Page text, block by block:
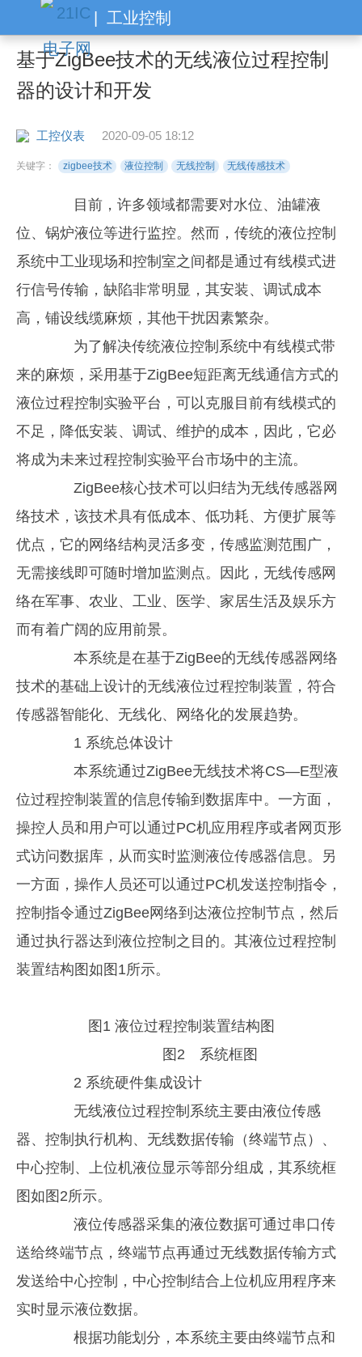
工业控制
基于ZigBee技术的无线液位过程控制
器的设计和开发
工控仪表 2020-09-05 18:12
关键字： zigbee技术 液位控制 无线控制 无线传感技术
目前，许多领域都需要对水位、油罐液
位、锅炉液位等进行监控。然而，传统的液位控制
系统中工业现场和控制室之间都是通过有线模式进
行信号传输，缺陷非常明显，其安装、调试成本
高，铺设线缆麻烦，其他干扰因素繁杂。
为了解决传统液位控制系统中有线模式带
来的麻烦，采用基于ZigBee短距离无线通信方式的
液位过程控制实验平台，可以克服目前有线模式的
不足，降低安装、调试、维护的成本，因此，它必
将成为未来过程控制实验平台市场中的主流。
ZigBee核心技术可以归结为无线传感器网
络技术，该技术具有低成本、低功耗、方便扩展等
优点，它的网络结构灵活多变，传感监测范围广，
无需接线即可随时增加监测点。因此，无线传感网
络在军事、农业、工业、医学、家居生活及娱乐方
而有着广阔的应用前景。
本系统是在基于ZigBee的无线传感器网络
技术的基础上设计的无线液位过程控制装置，符合
传感器智能化、无线化、网络化的发展趋势。
1 系统总体设计
本系统通过ZigBee无线技术将CS—E型液
位过程控制装置的信息传输到数据库中。一方面，
操控人员和用户可以通过PC机应用程序或者网页形
式访问数据库，从而实时监测液位传感器信息。另
一方面，操作人员还可以通过PC机发送控制指令，
控制指令通过ZigBee网络到达液位控制节点，然后
通过执行器达到液位控制之目的。其液位过程控制
装置结构图如图1所示。
图1 液位过程控制装置结构图
图2 系统框图
2 系统硬件集成设计
无线液位过程控制系统主要由液位传感
器、控制执行机构、无线数据传输（终端节点）、
中心控制、上位机液位显示等部分组成，其系统框
图如图2所示。
液位传感器采集的液位数据可通过串口传
送给终端节点，终端节点再通过无线数据传输方式
发送给中心控制，中心控制结合上位机应用程序来
实时显示液位数据。
根据功能划分，本系统主要由终端节点和